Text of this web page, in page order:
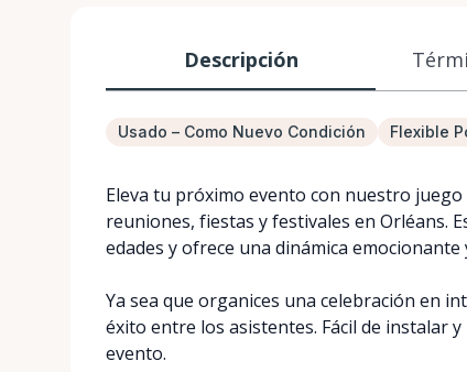
Descripción
Usado – Como Nuevo Condición Flexible
Eleva tu próximo evento con nuestro
reuniones, fiestas y festivales en Orléans.
edades y ofrece una dinámica
Ya sea que organices una celebración en
éxito entre los asistentes. Fácil de instalar
evento.